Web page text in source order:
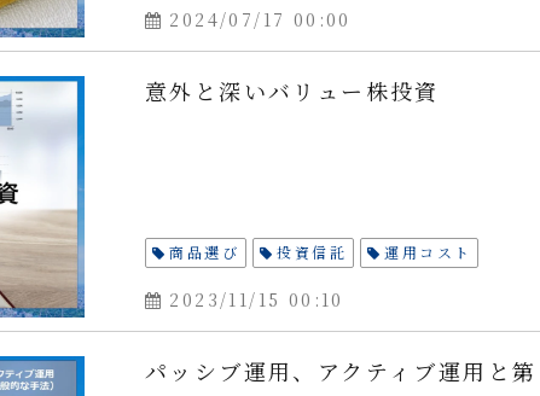
2024/07/17 00:00
意外と深いバリュー株投資
商品選び 投資信託 運用コスト
2023/11/15 00:10
パッシブ運用、アクティブ運用と